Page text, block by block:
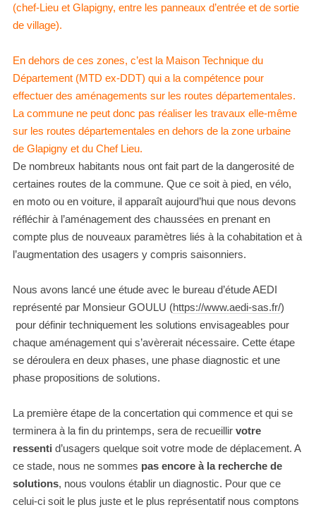
(chef-Lieu et Glapigny, entre les panneaux d’entrée et de sortie
de village).
En dehors de ces zones, c’est la Maison Technique du
Département (MTD ex-DDT) qui a la compétence pour
effectuer des aménagements sur les routes départementales.
La commune ne peut donc pas réaliser les travaux elle-même
sur les routes départementales en dehors de la zone urbaine
de Glapigny et du Chef Lieu.
De nombreux habitants nous ont fait part de la dangerosité de
certaines routes de la commune. Que ce soit à pied, en vélo,
en moto ou en voiture, il apparaît aujourd’hui que nous devons
réfléchir à l’aménagement des chaussées en prenant en
compte plus de nouveaux paramètres liés à la cohabitation et à
l’augmentation des usagers y compris saisonniers.
Nous avons lancé une étude avec le bureau d’étude AEDI
représenté par Monsieur GOULU (https://www.aedi-sas.fr/)
pour définir techniquement les solutions envisageables pour
chaque aménagement qui s’avèrerait nécessaire. Cette étape
se déroulera en deux phases, une phase diagnostic et une
phase propositions de solutions.
La première étape de la concertation qui commence et qui se
terminera à la fin du printemps, sera de recueillir votre
ressenti d’usagers quelque soit votre mode de déplacement. A
ce stade, nous ne sommes pas encore à la recherche de
solutions, nous voulons établir un diagnostic. Pour que ce
celui-ci soit le plus juste et le plus représentatif nous comptons